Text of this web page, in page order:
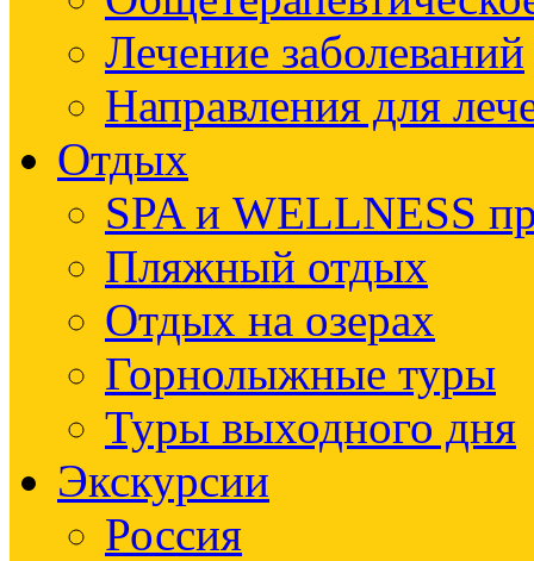
Лечение заболеваний
Направления для
Отдых
SPA и WELLNESS
Пляжный отдых
Отдых на озерах
Горнолыжные туры
Туры выходного дня
Экскурсии
Россия